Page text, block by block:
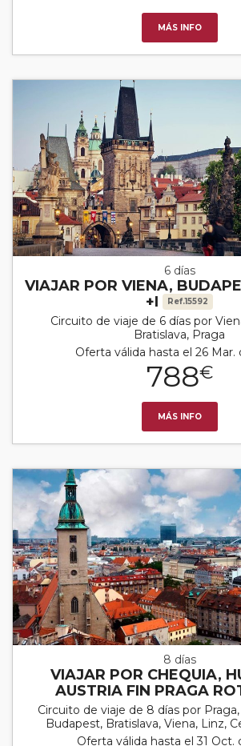
MÁS INFO
6 días
VIAJAR POR VIENA,
+I
Ref.15592
Circuito de viaje de 6 días por
Bratislava, Praga
Oferta válida hasta el 26 Mar.
788€
MÁS INFO
8 días
VIAJAR POR CHEQUIA,
AUSTRIA FIN PRAGA
Circuito de viaje de 8 días por
Budapest, Bratislava, Viena, Linz,
Oferta válida hasta el 31 Oct.